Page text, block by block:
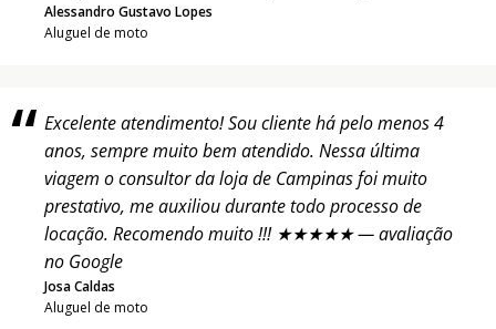
Alessandro Gustavo Lopes
Aluguel de moto
Excelente atendimento! Sou cliente há pelo menos 4
anos, sempre muito bem atendido. Nessa última
viagem o consultor da loja de Campinas foi muito
prestativo, me auxiliou durante todo processo de
locação. Recomendo muito !!! ★★★★★ — avaliação
no Google
Josa Caldas
Aluguel de moto